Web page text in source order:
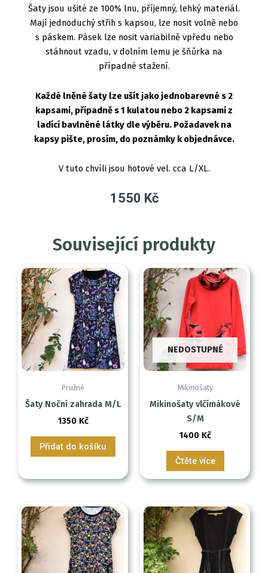
Šaty jsou ušité ze 100% lnu, příjemný, lehký materiál.
Mají jednoduchý střih s kapsou, lze nosit volně nebo
s páskem. Pásek lze nosit variabilně vpředu nebo
stáhnout vzadu, v dolním lemu je šňůrka na
případné stažení.
Každé lněné šaty lze ušít jako jednobarevné s 2
kapsami, případně s 1 kulatou nebo 2 kapsami z
ladící bavlněné látky dle výběru. Požadavek na
kapsy pište, prosím, do poznámky k objednávce.
V tuto chvíli jsou hotové vel. cca L/XL.
1550 Kč
Související produkty
Pružné
Šaty Noční zahrada M/L
1350 Kč
Přidat do košíku
NEDOSTUPNÉ
Mikinošaty
Mikinošaty vlčímákové
S/M
1400 Kč
Čtěte více